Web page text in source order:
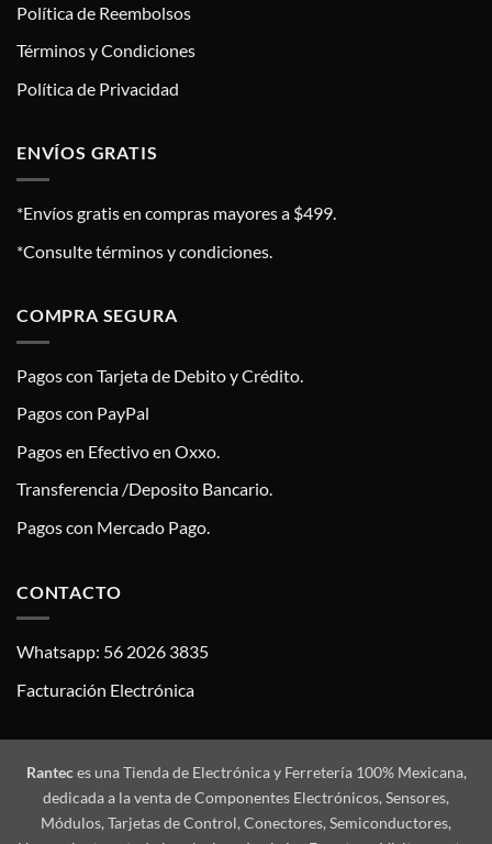
Política de Reembolsos
Términos y Condiciones
Política de Privacidad
ENVÍOS GRATIS
*Envíos gratis en compras mayores a $499.
*Consulte términos y condiciones.
COMPRA SEGURA
Pagos con Tarjeta de Debito y Crédito.
Pagos con PayPal
Pagos en Efectivo en Oxxo.
Transferencia /Deposito Bancario.
Pagos con Mercado Pago.
CONTACTO
Whatsapp: 56 2026 3835
Facturación Electrónica
Ranteces una Tienda de Electrónica y Ferretería 100% Mexicana,
dedicada a la venta de Componentes Electrónicos, Sensores,
Módulos, Tarjetas de Control, Conectores, Semiconductores,